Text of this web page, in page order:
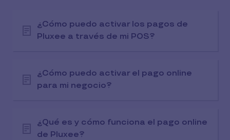
¿Cómo puedo activar los pagos de
Pluxee a través de mi POS?
¿Cómo puedo activar el pago online
para mi negocio?
¿Qué es y cómo funciona el pago online
de Pluxee?